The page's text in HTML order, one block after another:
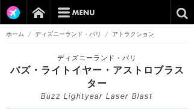
ホーム / ディズニーランド・パリ / アトラクション
ディズニーランド・パリ
バズ・ライトイヤー・アストロブラス
ター
Buzz Lightyear Laser Blast